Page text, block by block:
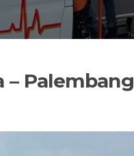
Palembang